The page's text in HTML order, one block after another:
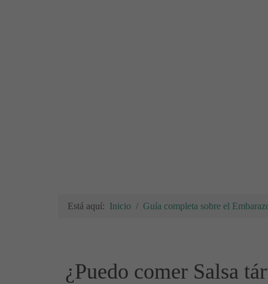
Está aquí: Inicio Guía completa sobre el
¿Puedo comer Salsa